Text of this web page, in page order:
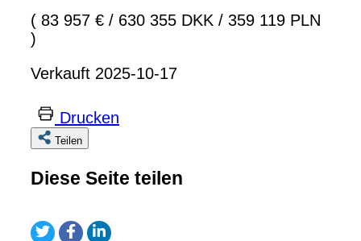
( 83 957 € / 630 355 DKK / 359 119 PLN
)
Verkauft 2025-10-17
Drucken
Teilen
Diese Seite teilen